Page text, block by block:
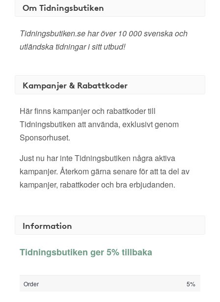
Om Tidningsbutiken
Tidningsbutiken.se har över 10 000 svenska och
utländska tidningar i sitt utbud!
Kampanjer & Rabattkoder
Här finns kampanjer och rabattkoder till
Tidningsbutiken att använda, exklusivt genom
Sponsorhuset.
Just nu har inte Tidningsbutiken några aktiva
kampanjer. Återkom gärna senare för att ta del av
kampanjer, rabattkoder och bra erbjudanden.
Information
Tidningsbutiken ger 5% tillbaka
Order 5%